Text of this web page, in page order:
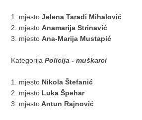
1. mjestoJelena Taradi Mihalović
2. mjestoAnamarija Strinavić
​3. mjestoAna-Marija Mustapić
​KategorijaPolicija - muškarci
1. mjesto Nikola Štefanić
2. mjesto Luka Špehar
​3. mjestoAntun Rajnović